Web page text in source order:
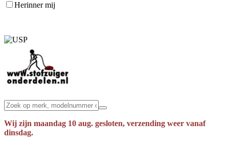
Herinner mij
Wij zijn maandag 10 aug. gesloten, verzending weer vanaf
dinsdag.